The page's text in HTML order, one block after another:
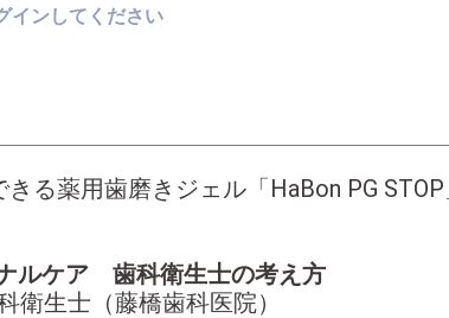
インしてください
る薬用歯磨きジェル「HaBon PG
ルケア 歯科衛生士の考え方
衛生士（藤橋歯科医院）